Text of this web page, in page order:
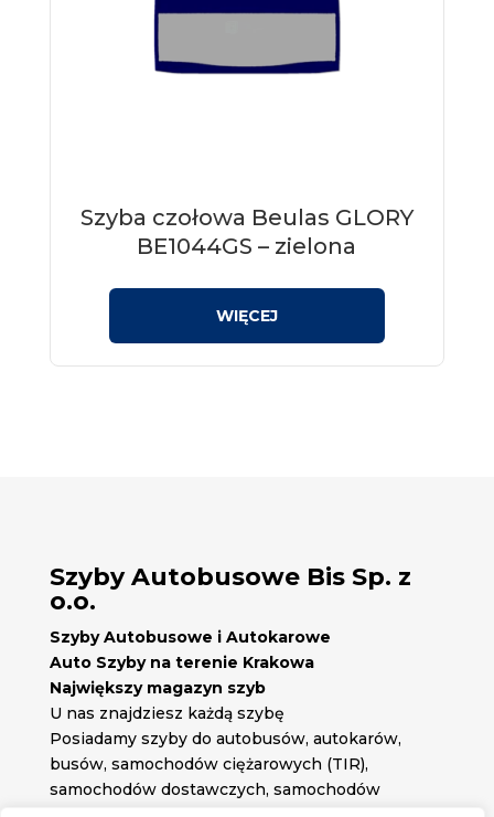
Szyba czołowa Beulas GLORY
BE1044GS – zielona
Szyby Autobusowe Bis Sp. z
o.o.
Szyby Autobusowe i Autokarowe
Auto Szyby na terenie Krakowa
Największy magazyn szyb
U nas znajdziesz każdą szybę
Posiadamy szyby do autobusów, autokarów,
busów, samochodów ciężarowych (TIR),
samochodów dostawczych, samochodów